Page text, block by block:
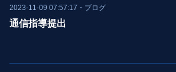
2023-11-09 07:57:17 ・ ブログ
通信指導提出